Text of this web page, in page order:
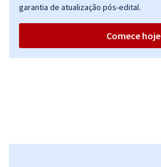
garantia de atualização pós-edital.
Comece hoje